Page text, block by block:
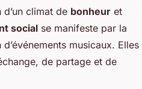
climat de bonheur et
social se manifeste par la
musicaux. Elles
de partage et de